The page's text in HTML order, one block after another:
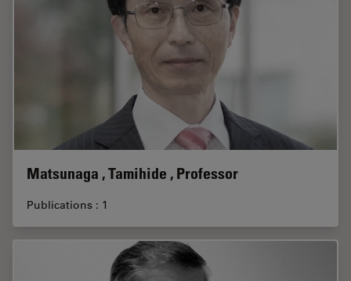
Matsunaga , Tamihide , Professor
Publications : 1